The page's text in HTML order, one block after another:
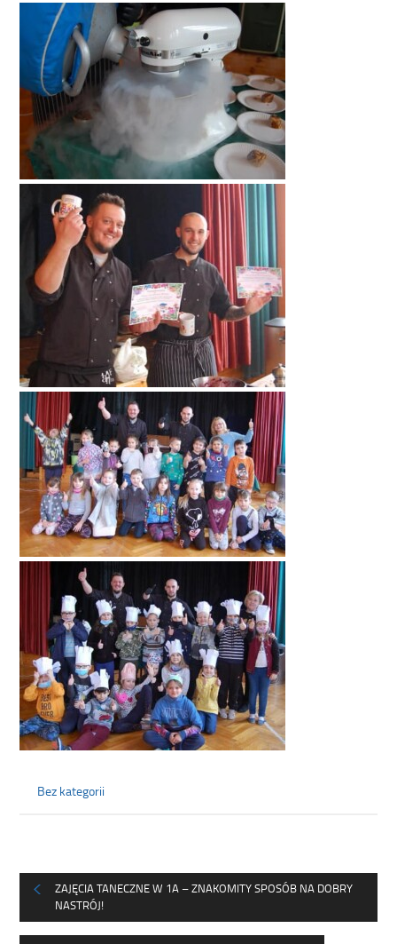
Bez kategorii
ZAJĘCIA TANECZNE W 1A – ZNAKOMITY SPOSÓB NA DOBRY
NASTRÓJ!